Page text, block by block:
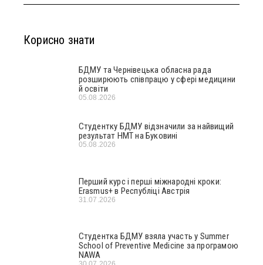
Корисно знати
БДМУ та Чернівецька обласна рада
розширюють співпрацю у сфері медицини
й освіти
05.08.2026
Студентку БДМУ відзначили за найвищий
результат НМТ на Буковині
05.08.2026
Перший курс і перші міжнародні кроки:
Erasmus+ в Республіці Австрія
31.07.2026
Студентка БДМУ взяла участь у Summer
School of Preventive Medicine за програмою
NAWA